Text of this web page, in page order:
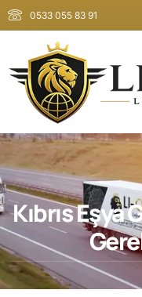
0533 055 83 91
Kıbrıs